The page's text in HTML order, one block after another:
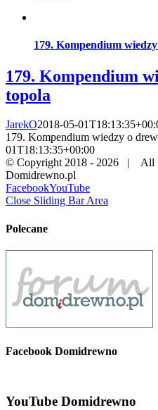
179. Kompendium
179. Kompendium
topola
JarekO2018-05-
179. Kompendium wiedzy o
01T18:13:35+00:00
© Copyright 2018 - 2026 | All
Domidrewno.pl
FacebookYouTube
Close Sliding Bar Area
Polecane
Facebook Domidrewno
YouTube Domidrewno